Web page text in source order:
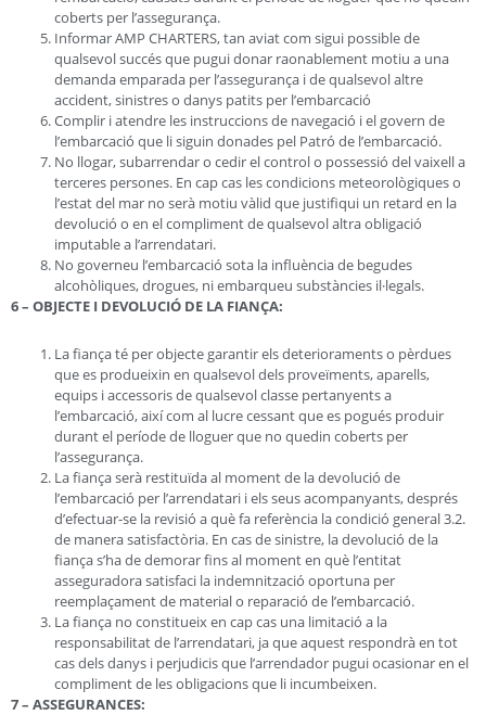
coberts per l’assegurança.
Informar AMP CHARTERS, tan aviat com sigui possible de
qualsevol succés que pugui donar raonablement motiu a una
demanda emparada per l’assegurança i de qualsevol altre
accident, sinistres o danys patits per l’embarcació
Complir i atendre les instruccions de navegació i el govern de
l’embarcació que li siguin donades pel Patró de l’embarcació.
No llogar, subarrendar o cedir el control o possessió del vaixell a
terceres persones. En cap cas les condicions meteorològiques o
l’estat del mar no serà motiu vàlid que justifiqui un retard en la
devolució o en el compliment de qualsevol altra obligació
imputable a l’arrendatari.
No governeu l’embarcació sota la influència de begudes
alcohòliques, drogues, ni embarqueu substàncies il·legals.
6 – OBJECTE I DEVOLUCIÓ DE LA FIANÇA:
La fiança té per objecte garantir els deterioraments o pèrdues
que es produeixin en qualsevol dels proveïments, aparells,
equips i accessoris de qualsevol classe pertanyents a
l’embarcació, així com al lucre cessant que es pogués produir
durant el període de lloguer que no quedin coberts per
l’assegurança.
La fiança serà restituïda al moment de la devolució de
l’embarcació per l’arrendatari i els seus acompanyants, després
d’efectuar-se la revisió a què fa referència la condició general 3.2.
de manera satisfactòria. En cas de sinistre, la devolució de la
fiança s’ha de demorar fins al moment en què l’entitat
asseguradora satisfaci la indemnització oportuna per
reemplaçament de material o reparació de l’embarcació.
La fiança no constitueix en cap cas una limitació a la
responsabilitat de l’arrendatari, ja que aquest respondrà en tot
cas dels danys i perjudicis que l’arrendador pugui ocasionar en el
compliment de les obligacions que li incumbeixen.
7 – ASSEGURANCES: